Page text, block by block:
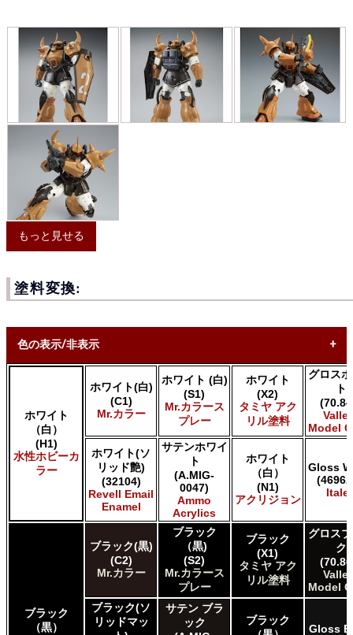
もっと見せる
塗料変換:
色の表示/非表示
* ボックスをオン/オフにして、同等の色を見つけやすくしま
Uncheck ALL
AK INTERACTIVE AK 3rd Gen Acrylics
AK INTERACTIVE AK Acrylics
AK INTERACTIVE AK Real Color
ALCLAD II ALCLAD II
AMMO by Mig Jimenez Ammo Acrylics
Acrylicos Vallejo Vallejo Game Air
Acrylicos Vallejo Vallejo Game Color
Acrylicos Vallejo Vallejo Liquid Gold
Acrylicos Vallejo Vallejo Mecha Color
Acrylicos Vallejo Vallejo Metal Color
Acrylicos Vallejo Vallejo Model Air
Acrylicos Vallejo Vallejo Model Color
ホワイト
（白）
(H1)
水性ホビーカ
ラー
ホワイト(白)
(C1)
Mr.カラー
ホワイト (白)
(S1)
Mr.カラース
プレー
ホワイト
(X2)
タミヤ アク
リル塗料
グロス
ト
Model
ホワイト(ソ
リッド艶)
(32104)
Revell Email
Enamel
サテンホワイ
ト
(A.MIG-
0047)
Ammo
Acrylics
ホワイト
（白）
(N1)
アクリジョン
Gloss
ブラック
（黒）
ブラック(黒)
(C2)
Mr.カラー
ブラック
（黒)
(S2)
Mr.カラース
プレー
ブラック
(X1)
タミヤ アク
リル塗料
グロス
ク
Model
ブラック(ソ
リッドマッ
サテン ブラ
ック
ブラック
Gloss